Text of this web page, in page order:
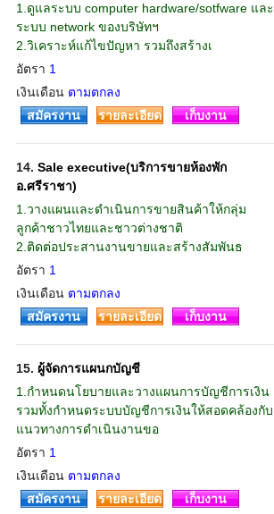
1.ดูแลระบบ computer hardware/sotfware และ
ระบบ network ของบริษัทฯ
2.วิเคราะห์แก้ไขปัญหา รวมถึงสร้างเ
อัตรา 1
เงินเดือน ตามตกลง
สมัครงาน รายละเอียด เก็บงาน
14. Sale executive(บริการขายห้องพัก
อ.ศรีราชา)
1.วางแผนและดำเนินการขายสินค้าให้กลุ่ม
ลูกค้าชาวไทยและชาวต่างชาติ
2.ติดต่อประสานงานขายและสร้างสัมพันธ
อัตรา 1
เงินเดือน ตามตกลง
สมัครงาน รายละเอียด เก็บงาน
15. ผู้จัดการแผนกบัญชี
1.กำหนดนโยบายและวางแผนการบัญชีการเงิน
รวมทั้งกำหนดระบบบัญชีการเงินให้สอดคล้องกับ
แนวทางการดำเนินงานขอ
อัตรา 1
เงินเดือน ตามตกลง
สมัครงาน รายละเอียด เก็บงาน